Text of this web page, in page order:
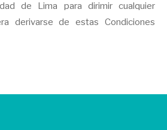
de Lima para dirimir cualquier
derivarse de estas Condiciones